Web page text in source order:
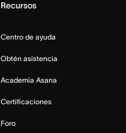
Recursos
Centro de ayuda
Obtén asistencia
Academia Asana
Certificaciones
Foro